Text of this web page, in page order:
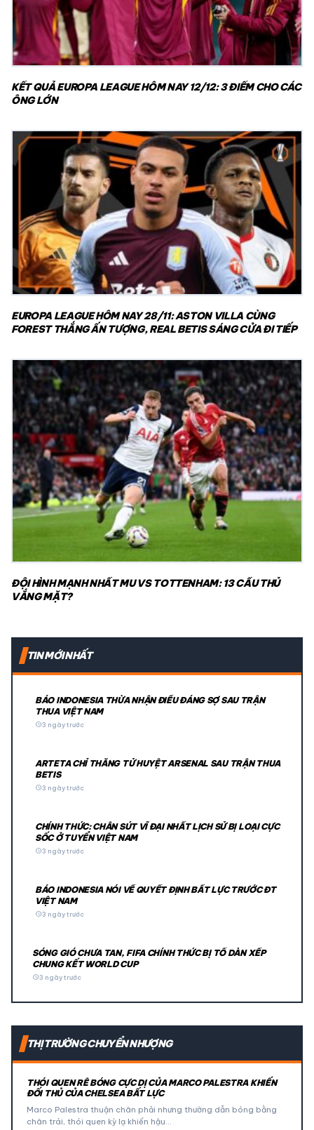
KẾT QUẢ EUROPA LEAGUE HÔM NAY 12/12: 3 ĐIỂM CHO CÁC
ÔNG LỚN
EUROPA LEAGUE HÔM NAY 28/11: ASTON VILLA CÙNG
FOREST THẮNG ẤN TƯỢNG, REAL BETIS SÁNG CỬA ĐI TIẾP
ĐỘI HÌNH MẠNH NHẤT MU VS TOTTENHAM: 13 CẦU THỦ
VẮNG MẶT?
TIN MỚI NHẤT
BÁO INDONESIA THỪA NHẬN ĐIỀU ĐÁNG SỢ SAU TRẬN
THUA VIỆT NAM
schedule3 ngày trước
ARTETA CHỈ THẲNG TỬ HUYỆT ARSENAL SAU TRẬN THUA
BETIS
schedule3 ngày trước
CHÍNH THỨC: CHÂN SÚT VĨ ĐẠI NHẤT LỊCH SỬ BỊ LOẠI CỰC
SỐC Ở TUYỂN VIỆT NAM
schedule3 ngày trước
BÁO INDONESIA NÓI VỀ QUYẾT ĐỊNH BẤT LỰC TRƯỚC ĐT
VIỆT NAM
schedule3 ngày trước
SÓNG GIÓ CHƯA TAN, FIFA CHÍNH THỨC BỊ TỐ DÀN XẾP
CHUNG KẾT WORLD CUP
schedule3 ngày trước
THỊ TRƯỜNG CHUYỂN NHƯỢNG
THÓI QUEN RÊ BÓNG CỰC DỊ CỦA MARCO PALESTRA KHIẾN
ĐỐI THỦ CỦA CHELSEA BẤT LỰC
Marco Palestra thuận chân phải nhưng thường dẫn bóng bằng
chân trái, thói quen kỳ lạ khiến hậu…